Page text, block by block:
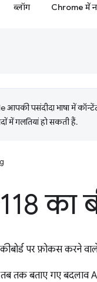
ब्लॉग Chrome में
आपकी पसंदीदा भाषा में
में गलतियां हो सकती हैं.
का
कीबोर्ड पर फ़ोकस करने
तक बताए गए बदलाव